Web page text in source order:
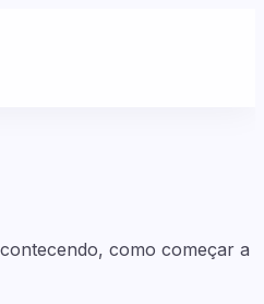
como começar a